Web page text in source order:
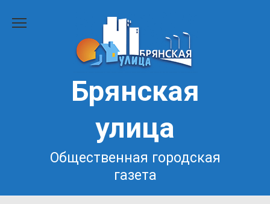
Брянская
улица
Общественная городская
газета